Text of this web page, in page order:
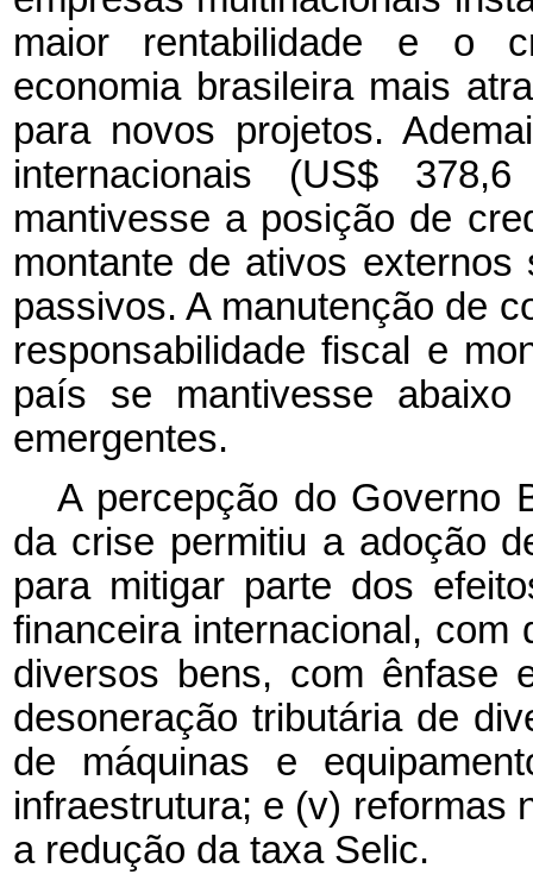
maior rentabilidade e o
economia brasileira mais
para novos projetos.
internacionais (US$
mantivesse a posição de
montante de ativos
passivos. A manutenção de
responsabilidade fiscal e
país se mantivesse
emergentes.
A percepção do Governo
da crise permitiu a adoção
para mitigar parte dos
financeira internacional,
diversos bens, com ênfase
desoneração tributária de
de máquinas e
infraestrutura; e (v) reformas
a redução da taxa Selic.